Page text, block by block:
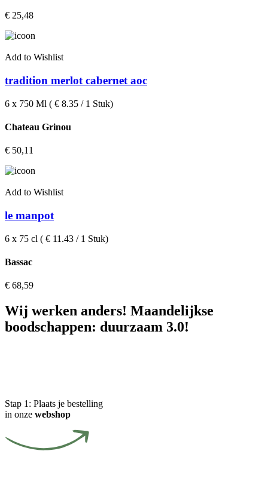
€ 25,48
Add to Wishlist
tradition merlot cabernet aoc
6 x 750 Ml ( € 8.35 / 1 Stuk)
Chateau Grinou
€ 50,11
Add to Wishlist
le manpot
6 x 75 cl ( € 11.43 / 1 Stuk)
Bassac
€ 68,59
Wij werken anders! Maandelijkse
boodschappen: duurzaam 3.0!
Stap 1: Plaats je bestelling
in onze webshop